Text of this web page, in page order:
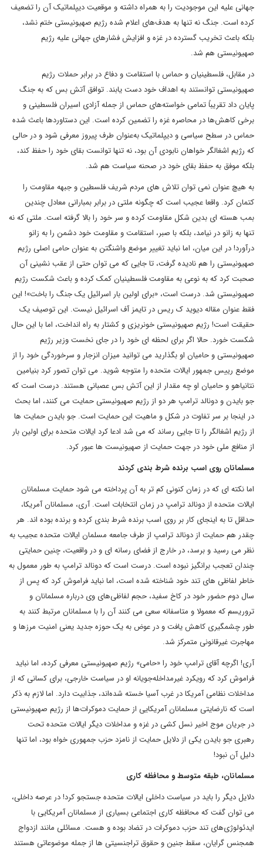
جهانی علیه این موجودیت را به همراه داشته و موقعیت دیپلماتیک آن را تضعیف
کرده است. جنگ نه تنها به هدف‌های اعلام‌ شده رژیم صهیونیستی ختم نشد،
بلکه باعث تخریب گسترده در غزه و افزایش فشارهای جهانی علیه رژیم
صهیونیستی هم شد.
در مقابل، فلسطینیان و حماس با استقامت و دفاع در برابر حملات رژیم
صهیونیستی توانستند به اهداف خود دست یابند. توافق آتش‌ بس که به جنگ
پایان داد تقریباً تمامی خواسته‌های حماس از جمله آزادی اسیران فلسطینی و
برخی کاهش‌ها در محاصره غزه را تضمین کرده است. این دستاوردها باعث شده
حماس در سطح سیاسی و دیپلماتیک به‌عنوان طرف پیروز معرفی شود و در حالی
که رژیم اشغالگر خواهان نابودی آن بود، نه تنها توانست بقای خود را حفظ کند،
بلکه موفق به حفظ بقای خود در صحنه سیاست هم شد.
به هیچ عنوان نمی توان تلاش های مردم شریف فلسطین و جبهه مقاومت را
کتمان کرد. واقعا عجیب است که چگونه ملتی در برابر بمبارانی معادل چندین
بمب هسته ای بدین شکل مقاومت کرده و سر خود را بالا گرفته است. ملتی که نه
تنها به زانو در نیامد، بلکه با صبر، استقامت و مقاومت خود دشمن را به زانو
درآورد! در این میان، اما نباید تغییر موضع واشنگتن به عنوان حامی اصلی رژیم
صهیونیستی را هم نادیده گرفت، تا جایی که می توان حتی از عقب نشینی آن
صحبت کرد که به نوعی به مقاومت فلسطینیان کمک کرده و باعث شکست رژیم
صهیونیستی شد. درست است، «برای اولین بار اسرائیل یک جنگ را باخت»! این
فقط عنوان مقاله دیوید ک ریس در تایمز آف اسرائیل نیست. این توصیف یک
حقیقت است! رژیم صهیونیستی خونریزی و کشتار به راه انداخت، اما با این حال
شکست خورد. حالا اگر برای لحظه ای خود را در جای نخست وزیر رژیم
صهیونیستی و حامیان او بگذارید می توانید میزان انزجار و سرخوردگی خود را از
موضع رییس جمهور ایالات متحده را متوجه شوید. می توان تصور کرد بنیامین
نتانیاهو و حامیان او چه مقدار از این آتش بس عصبانی هستند. درست است که
جو بایدن و دونالد ترامپ هر دو از رژیم صهیونیستی حمایت می کنند، اما بحث
در اینجا بر سر تفاوت در شکل و ماهیت این حمایت است. جو بایدن حمایت ها
از رژیم اشغالگر را تا جایی رساند که می شد ادعا کرد ایالات متحده برای اولین بار
از منافع ملی خود در جهت حمایت از صهیونیست ها عبور کرد.
مسلمانان روی اسب برنده شرط بندی کردند
اما نکته ای که در زمان کنونی کم تر به آن پرداخته می شود حمایت مسلمانان
ایالات متحده از دونالد ترامپ در زمان انتخابات است. آری، مسلمانان آمریکا،
حداقل تا به اینجای کار بر روی اسب برنده شرط بندی کرده و برنده بوده اند. هر
چقدر هم حمایت از دونالد ترامپ از طرف جامعه مسلمان ایالات متحده عجیب به
نظر می رسید و برسد، در خارج از فضای رسانه ای و در واقعیت، چنین حمایتی
چندان تعجب برانگیز نبوده است. درست است که دونالد ترامپ به‌ طور معمول به‌
خاطر لفاظی‌ های تند خود شناخته شده است، اما نباید فراموش کرد که پس از
سال دوم حضور خود در کاخ سفید، حجم لفاظی‌های وی درباره مسلمانان و
تروریسم که معمولا و متاسفانه سعی می کنند آن را با مسلمانان مرتبط کنند به‌
طور چشمگیری کاهش یافت و در عوض به یک حوزه جدید یعنی امنیت مرزها و
مهاجرت غیرقانونی متمرکز شد.
آری! اگرچه آقای ترامپ خود را «حامی» رژیم صهیونیستی معرفی کرده، اما نباید
فراموش کرد که رویکرد غیرمداخله‌جویانه او در سیاست خارجی، برای کسانی که از
مداخلات نظامی آمریکا در غرب آسیا خسته شده‌اند، جذابیت دارد. اما لازم به ذکر
است که نارضایتی مسلمانان آمریکایی از حمایت دموکرات‌ها از رژیم صهیونیستی
در جریان موج اخیر نسل کشی در غزه و مداخلات دیگر ایالات متحده تحت
رهبری جو بایدن یکی از دلایل حمایت از نامزد حزب جمهوری خواه بود، اما تنها
دلیل آن نبود!
مسلمانان، طبقه متوسط و محافظه کاری
دلایل دیگر را باید در سیاست داخلی ایالات متحده جستجو کرد! در عرصه داخلی،
می توان گفت که محافظه‌ کاری اجتماعی بسیاری از مسلمانان آمریکایی با
ایدئولوژی‌های تند حزب دموکرات در تضاد بوده و هست. مسائلی مانند ازدواج
همجنس‌ گرایان، سقط جنین و حقوق تراجنسیتی ها از جمله موضوعاتی هستند